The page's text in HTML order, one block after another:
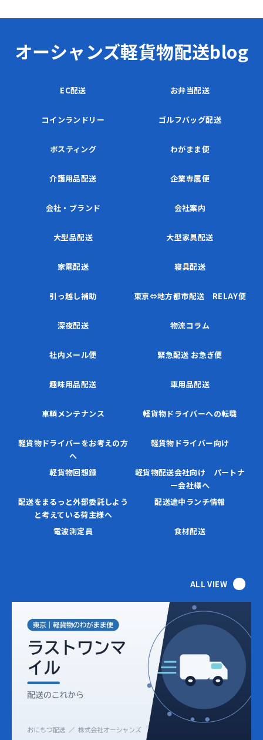
オーシャンズ軽貨物配送blog
EC配送 お弁当配送
コインランドリー ゴルフバッグ配送
ポスティング わがまま便
介護用品配送 企業専属便
会社・ブランド 会社案内
大型品配送 大型家具配送
家電配送 寝具配送
引っ越し補助 東京⇔地方都市配送 RELAY便
深夜配送 物流コラム
社内メール便 緊急配送 お急ぎ便
趣味用品配送 車用品配送
車輌メンテナンス 軽貨物ドライバーへの転職
軽貨物ドライバーをお考えの方
へ
軽貨物ドライバー向け
軽貨物回想録
軽貨物配送会社向け パートナ
ー会社様へ
配送をまるっと外部委託しよう
と考えている荷主様へ
配送途中ランチ情報
電波測定員 食材配送
ALL VIEW